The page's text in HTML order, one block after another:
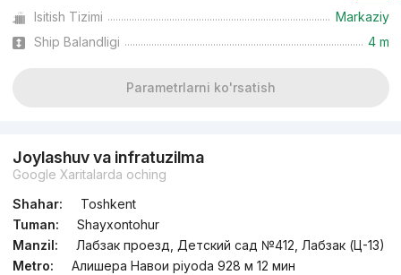
Isitish Tizimi
Markaziy
Ship Balandligi
4 m
Parametrlarni ko'rsatish
Joylashuv va infratuzilma
Google Xaritalarda oching
Shahar:
Toshkent
Tuman:
Shayxontohur
Manzil:
Лабзак проезд, Детский сад №412, Лабзак (Ц-13)
Metro:
Алишера Навои piyoda 928 м 12 мин